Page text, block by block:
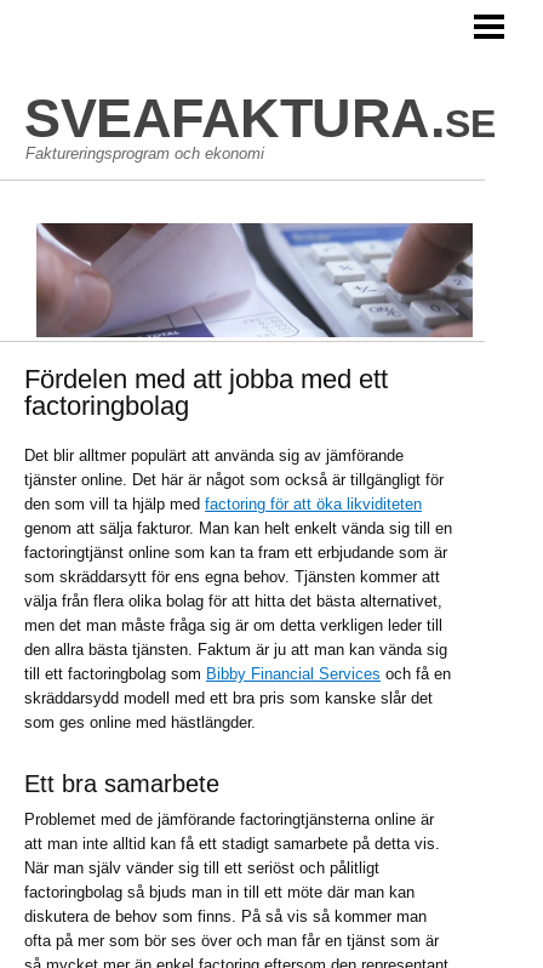
SVEAFAKTURA.se
Faktureringsprogram och ekonomi
Fördelen med att jobba med ett
factoringbolag
Det blir alltmer populärt att använda sig av jämförande
tjänster online. Det här är något som också är tillgängligt för
den som vill ta hjälp med factoring för att öka likviditeten
genom att sälja fakturor. Man kan helt enkelt vända sig till en
factoringtjänst online som kan ta fram ett erbjudande som är
som skräddarsytt för ens egna behov. Tjänsten kommer att
välja från flera olika bolag för att hitta det bästa alternativet,
men det man måste fråga sig är om detta verkligen leder till
den allra bästa tjänsten. Faktum är ju att man kan vända sig
till ett factoringbolag som Bibby Financial Services och få en
skräddarsydd modell med ett bra pris som kanske slår det
som ges online med hästlängder.
Ett bra samarbete
Problemet med de jämförande factoringtjänsterna online är
att man inte alltid kan få ett stadigt samarbete på detta vis.
När man själv vänder sig till ett seriöst och pålitligt
factoringbolag så bjuds man in till ett möte där man kan
diskutera de behov som finns. På så vis så kommer man
ofta på mer som bör ses över och man får en tjänst som är